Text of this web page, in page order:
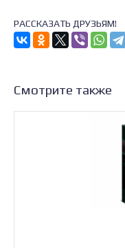
РАССКАЗАТЬ ДРУЗЬЯМ!
Смотрите также